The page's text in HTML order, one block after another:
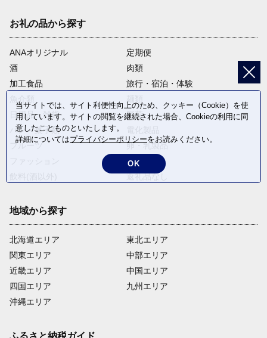
お礼の品から探す
ANAオリジナル
定期便
酒
肉類
加工食品
旅行・宿泊・体験
日用品・雑貨
野菜
パン・菓子類
フルーツ
卵・乳製品
米・穀物
返礼品なし
地域から探す
北海道エリア
関東エリア
近畿エリア
四国エリア
沖縄エリア
東北エリア
中部エリア
中国エリア
九州エリア
ふるさと納税ガイド
当サイトでは、サイト利便性向上のため、クッキー（Cookie）を使
用しています。サイトの閲覧を継続された場合、Cookieの利用に同
意したことものといたします。
詳細についてはプライバシーポリシーをお読みください。
OK